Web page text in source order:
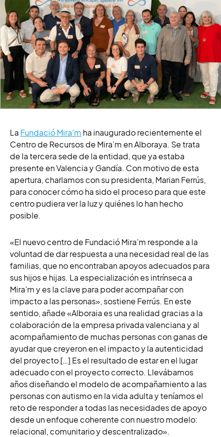
La Fundació Mira’m ha inaugurado recientemente el
Centro de Recursos de Mira’m en Alboraya. Se trata
de la tercera sede de la entidad, que ya estaba
presente en Valencia y Gandía. Con motivo de esta
apertura, charlamos con su presidenta, Marian Ferrús,
para conocer cómo ha sido el proceso para que este
centro pudiera ver la luzy quiénes lo han hecho
posible.
«El nuevo centro de Fundació Mira’m responde a la
voluntad de dar respuesta a una necesidad real de las
familias, que no encontraban apoyos adecuados para
sus hijos e hijas. La especialización es intrínseca a
Mira’m y es la clave para poder acompañar con
impacto a las personas», sostiene Ferrús. En este
sentido, añade «Alboraia es una realidad gracias a la
colaboración de la empresa privada valenciana y al
acompañamiento de muchas personas con ganas de
ayudar que creyeron en el impacto y la autenticidad
del proyecto […] Es el resultado de estar en el lugar
adecuado con el proyecto correcto. Llevábamos
años diseñando el modelo de acompañamiento a las
personas con autismo en la vida adulta y teníamos el
reto de responder a todas las necesidades de apoyo
desde un enfoque coherente con nuestro modelo:
relacional, comunitario y descentralizado».